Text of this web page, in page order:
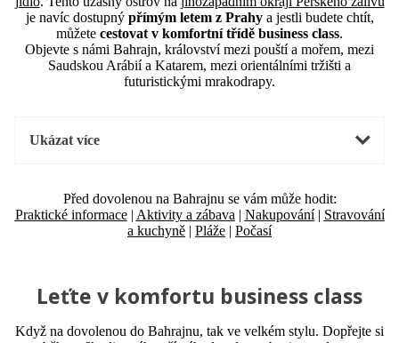
je navíc dostupný přímým letem z Prahy a jestli budete chtít,
můžete cestovat v komfortní třídě business class.
Objevte s námi Bahrajn, království mezi pouští a mořem, mezi
Saudskou Arábií a Katarem, mezi orientálními tržišti a
futuristickými mrakodrapy.
Ukázat více
Před dovolenou na Bahrajnu se vám může hodit:
Praktické informace| Aktivity a zábava| Nakupování| Stravování
a kuchyně | Pláže | Počasí
Leťte v komfortu business class
Když na dovolenou do Bahrajnu, tak ve velkém stylu. Dopřejte si